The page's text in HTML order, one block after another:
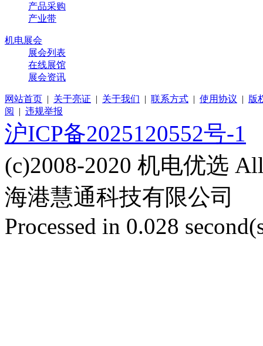
产品采购
产业带
机电展会
展会列表
在线展馆
展会资讯
网站首页 | 关于亮证 | 关于我们 | 联系方式 | 使用协议 | 版
阅
| 违规举报
沪ICP备2025120552号-1
(c)2008-2020 机电优选
海港慧通科技有限公司
Processed in 0.028